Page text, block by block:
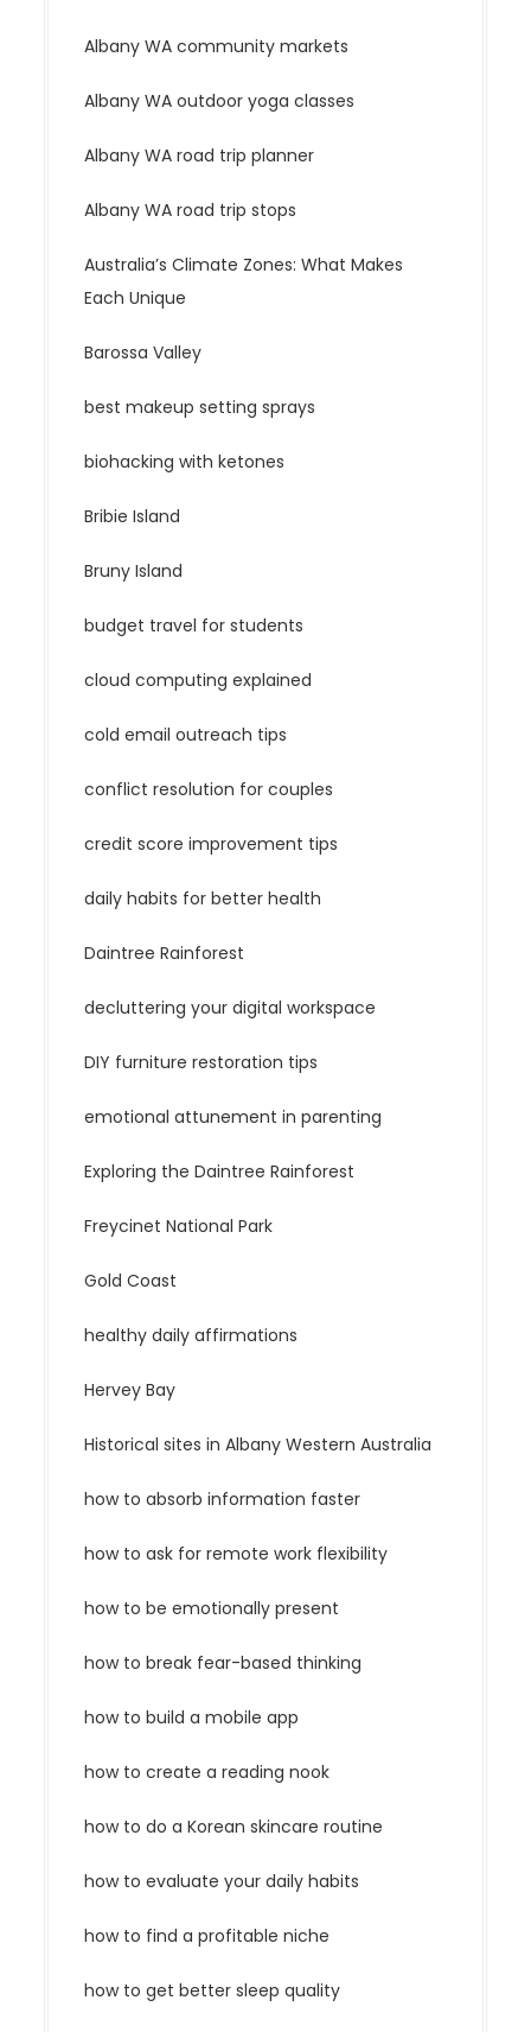
Albany WA community markets
Albany WA outdoor yoga classes
Albany WA road trip planner
Albany WA road trip stops
Australia’s Climate Zones: What Makes
Each Unique
Barossa Valley
best makeup setting sprays
biohacking with ketones
Bribie Island
Bruny Island
budget travel for students
cloud computing explained
cold email outreach tips
conflict resolution for couples
credit score improvement tips
daily habits for better health
Daintree Rainforest
decluttering your digital workspace
DIY furniture restoration tips
emotional attunement in parenting
Exploring the Daintree Rainforest
Freycinet National Park
Gold Coast
healthy daily affirmations
Hervey Bay
Historical sites in Albany Western Australia
how to absorb information faster
how to ask for remote work flexibility
how to be emotionally present
how to break fear-based thinking
how to build a mobile app
how to create a reading nook
how to do a Korean skincare routine
how to evaluate your daily habits
how to find a profitable niche
how to get better sleep quality